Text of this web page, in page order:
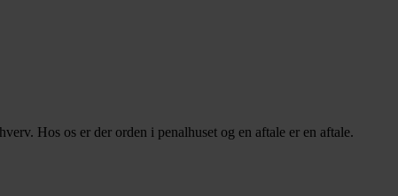
Hos os er der orden i penalhuset og en aftale er en aftale.